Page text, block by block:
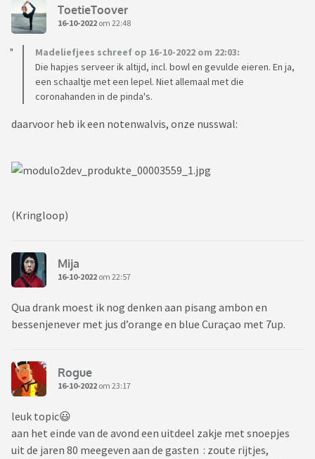
ToetieToover
16-10-2022 om 22:48
Madeliefjees schreef op 16-10-2022 om 22:03:
Die hapjes serveer ik altijd, incl. bowl en gevulde eieren. En ja,
een schaaltje met een lepel. Niet allemaal met die
coronahanden in de pinda's.
daarvoor heb ik een notenwalvis, onze nusswal:
(Kringloop)
Mija
16-10-2022 om 22:57
Qua drank moest ik nog denken aan pisang ambon en
bessenjenever met jus d’orange en blue Curaçao met 7up.
Rogue
16-10-2022 om 23:17
leuk topic😃
aan het einde van de avond een uitdeel zakje met snoepjes
uit de jaren 80 meegeven aan de gasten : zoute rijtjes,